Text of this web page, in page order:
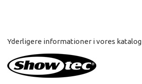
Yderligere informationer i vores katalog